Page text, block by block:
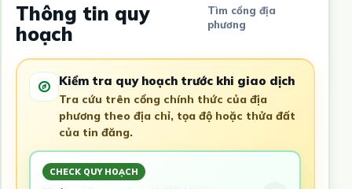
Thông tin quy
hoạch
Tìm cổng địa
phương
Kiểm tra quy hoạch trước khi giao dịch
Tra cứu trên cổng chính thức của địa
phương theo địa chỉ, tọa độ hoặc thửa đất
của tin đăng.
CHECK QUY HOẠCH